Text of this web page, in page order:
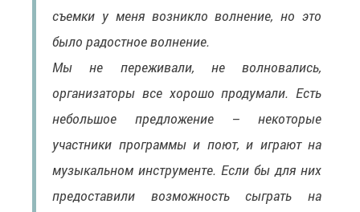
съемки у меня возникло волнение, но это
было радостное волнение.
Мы не переживали, не волновались,
организаторы все хорошо продумали. Есть
небольшое предложение – некоторые
участники программы и поют, и играют на
музыкальном инструменте. Если бы для них
предоставили возможность сыграть на